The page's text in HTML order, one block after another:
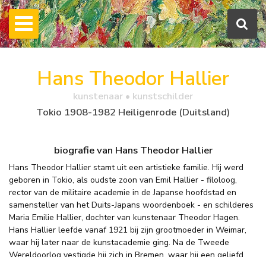
Hans Theodor Hallier
kunstenaar • kunstschilder
Tokio 1908-1982 Heiligenrode (Duitsland)
biografie van Hans Theodor Hallier
Hans Theodor Hallier stamt uit een artistieke familie. Hij werd
geboren in Tokio, als oudste zoon van Emil Hallier - filoloog,
rector van de militaire academie in de Japanse hoofdstad en
samensteller van het Duits-Japans woordenboek - en schilderes
Maria Emilie Hallier, dochter van kunstenaar Theodor Hagen.
Hans Hallier leefde vanaf 1921 bij zijn grootmoeder in Weimar,
waar hij later naar de kunstacademie ging. Na de Tweede